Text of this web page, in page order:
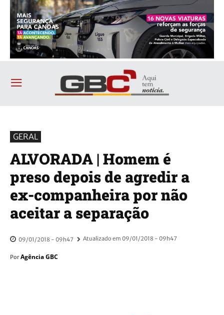
GERAL
ALVORADA | Homem é
preso depois de agredir a
ex-companheira por não
aceitar a separação
09/01/2018 - 09h47 Atualizado em 09/01/2018 - 09h47
Por Agência GBC